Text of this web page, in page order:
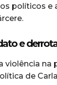
políticos e
e
violência na
de